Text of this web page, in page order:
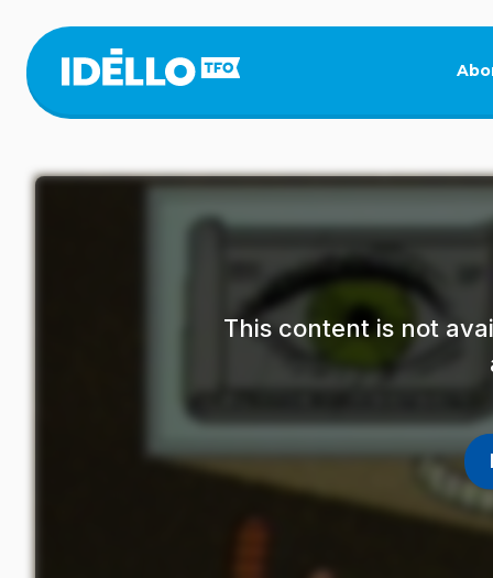
main
content
This content is not